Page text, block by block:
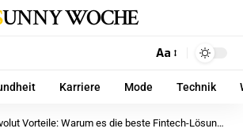
SUNNY WOCHE
Aa
Karriere Mode Technik
Vorteile: Warum es die beste Fintech-Lösung ist